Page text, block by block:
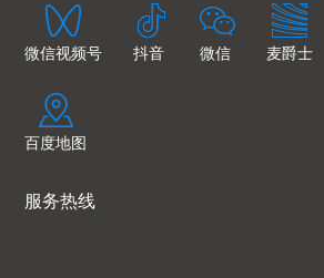
微信视频号 抖音 微信 麦爵士
百度地图
服务热线